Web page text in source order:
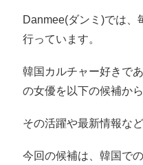
Danmee(ダンミ)では、
行っています。
韓国カルチャー好きで
の女優を以下の候補か
その活躍や最新情報な
今回の候補は、韓国で